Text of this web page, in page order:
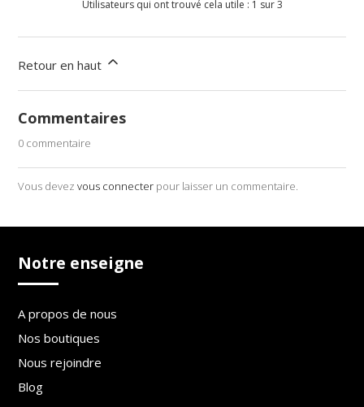
Utilisateurs qui ont trouvé cela utile : 1 sur 3
Retour en haut
Commentaires
0 commentaire
Vous devezvous connecter pour laisser un commentaire.
Notre enseigne
A propos de nous
Nos boutiques
Nous rejoindre
Blog